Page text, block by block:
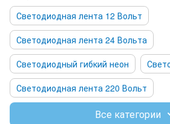
Светодиодная лента 12 Вольт
Светодиодная лента 24 Вольта
Светодиодный гибкий неон
Светодиодная лента 220 Вольт
Светодиодная лента 48 Вольт
Все категории